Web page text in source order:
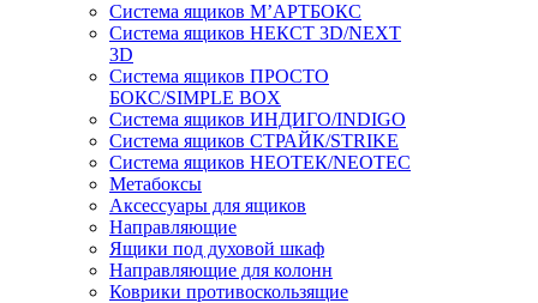
Система ящиков М’АРТБОКС
Система ящиков НЕКСТ 3D/NEXT
3D
Система ящиков ПРОСТО
БОКС/SIMPLE BOX
Система ящиков ИНДИГО/INDIGO
Система ящиков СТРАЙК/STRIKE
Система ящиков НЕОТЕК/NEOTEC
Метабоксы
Аксессуары для ящиков
Направляющие
Ящики под духовой шкаф
Направляющие для колонн
Коврики противоскользящие